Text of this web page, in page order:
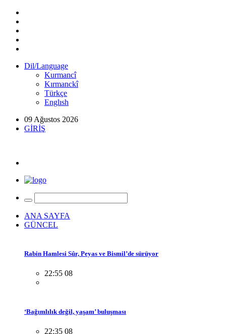
Dil/Language
Kurmancî
Kırmanckî
Türkçe
Englısh
09 Ağustos 2026
GİRİŞ
ANA SAYFA
GÜNCEL
Rabin Hamlesi Sûr, Peyas ve Bismil’de sürüyor
22:55 08
‘Bağımlılık değil, yaşam’ buluşması
22:35 08